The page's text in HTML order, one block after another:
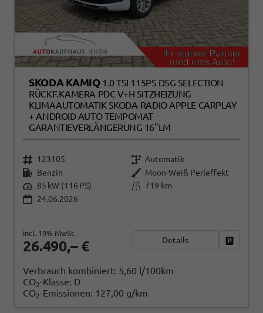
SKODA KAMIQ 1.0 TSI 115PS DSG SELECTION
RÜCKF.KAMERA PDC V+H SITZHEIZUNG
KLIMAAUTOMATIK SKODA-RADIO APPLE CARPLAY
+ ANDROID AUTO TEMPOMAT
GARANTIEVERLÄNGERUNG 16"LM
123105
Automatik
Benzin
Moon-Weiß Perleffekt
85 kW (116 PS)
719 km
24.06.2026
26.490,– €
incl. 19% MwSt.
Details
Verbrauch kombiniert: 5,60 l/100km
CO2-Klasse: D
CO2-Emissionen: 127,00 g/km